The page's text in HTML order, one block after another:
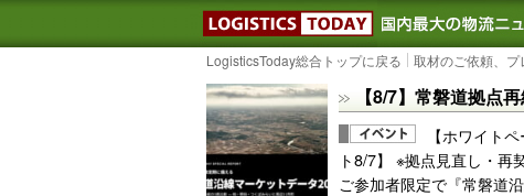
LOGISTICS
LogisticsToday総合トップに戻る 取材のご依頼、
【8/7】常磐道拠点
【ホワイト
ト8/7】 ※拠点見直し・
ご参加者限定で『常磐道